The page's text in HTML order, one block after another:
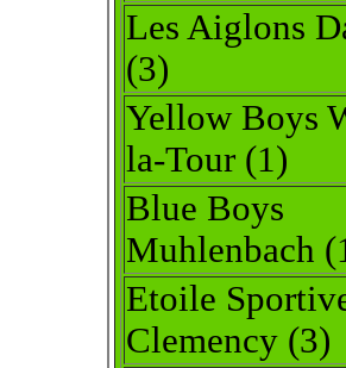
Les Aiglons
(3)
Yellow Boys
la-Tour (1)
Blue Boys
Muhlenbach
Etoile
Clemency (3)